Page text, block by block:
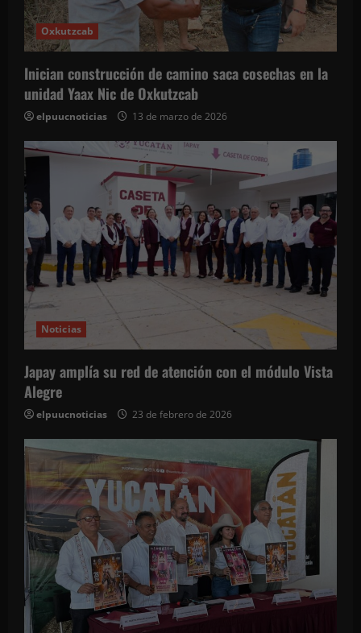
n
t
r
a
d
a
s
Oxkutzcab
Inician construcción de camino saca cosechas en la
unidad Yaax Nic de Oxkutzcab
elpuucnoticias 13 de marzo de 2026
Noticias
Japay amplía su red de atención con el módulo Vista
Alegre
elpuucnoticias 23 de febrero de 2026